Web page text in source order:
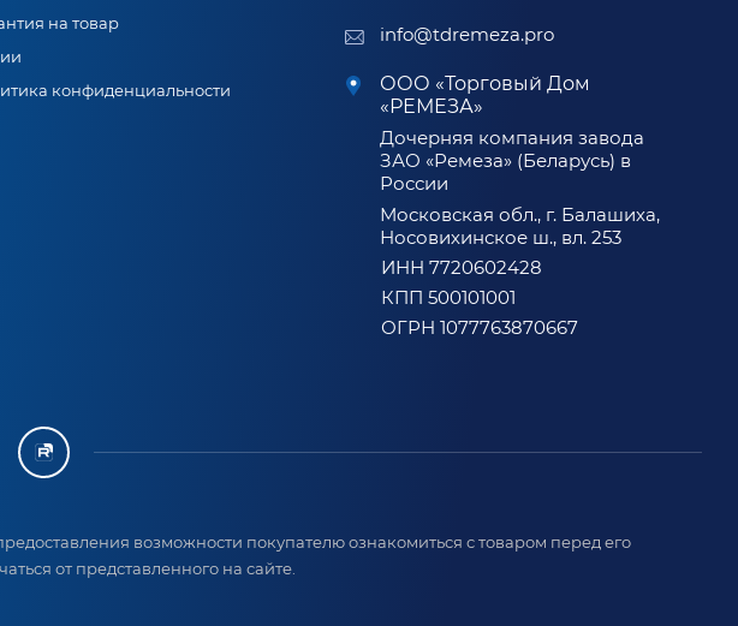
на товар
конфиденциальности
info@tdremeza.pro
ООО «Торговый Дом
«РЕМЕЗА»
Дочерняя компания завода
ЗАО «Ремеза» (Беларусь) в
России
Московская обл., г. Балашиха,
Носовихинское ш., вл. 253
ИНН 7720602428
КПП 500101001
ОГРН 1077763870667
возможности покупателю ознакомиться с товаром перед его
от представленного на сайте.